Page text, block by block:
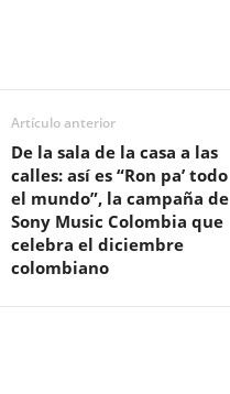
Artículo anterior
De la sala de la casa a las
calles: así es “Ron pa’ todo
el mundo”, la campaña de
Sony Music Colombia que
celebra el diciembre
colombiano